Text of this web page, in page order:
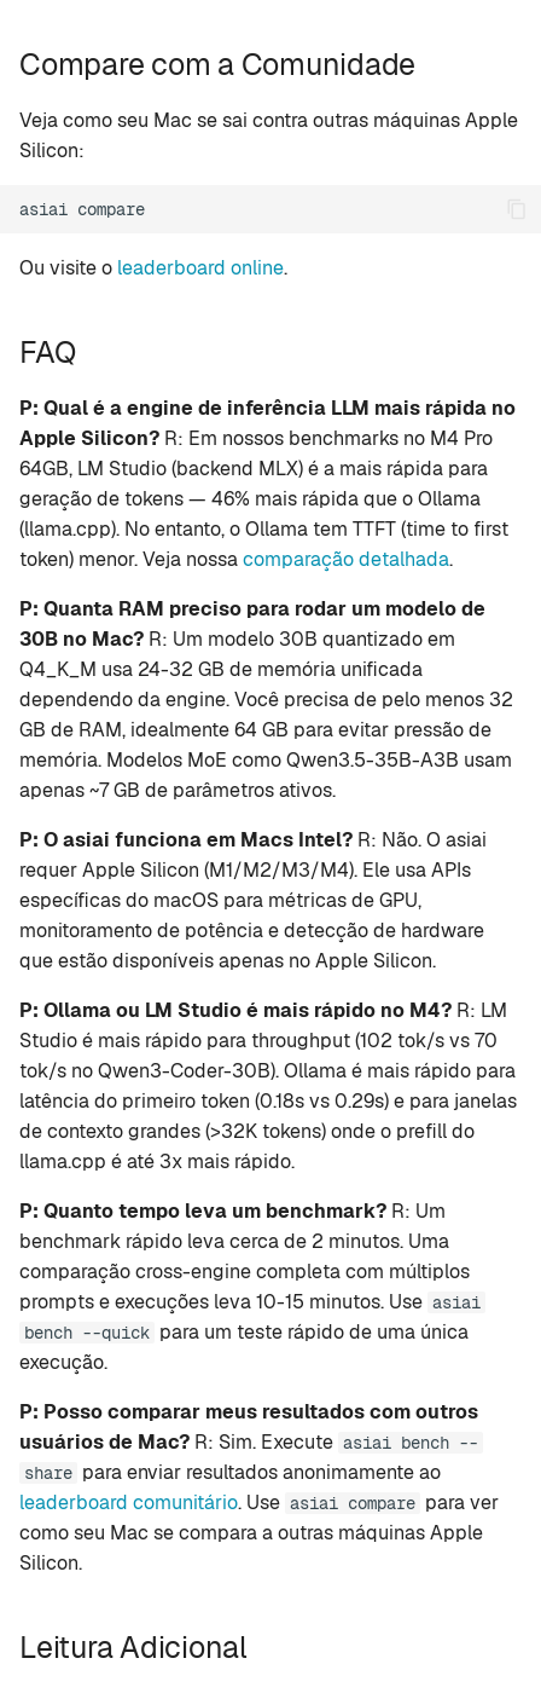
Compare com a Comunidade
Veja como seu Mac se sai contra outras máquinas Apple
Silicon:
asiai
Ou visite o leaderboard online.
FAQ
P: Qual é a engine de inferência LLM mais rápida no
Apple Silicon? R: Em nossos benchmarks no M4 Pro
64GB, LM Studio (backend MLX) é a mais rápida para
geração de tokens — 46% mais rápida que o Ollama
(llama.cpp). No entanto, o Ollama tem TTFT (time to first
token) menor. Veja nossacomparação detalhada.
P: Quanta RAM preciso para rodar um modelo de
30B no Mac? R: Um modelo 30B quantizado em
Q4_K_M usa 24-32 GB de memória unificada
dependendo da engine. Você precisa de pelo menos 32
GB de RAM, idealmente 64 GB para evitar pressão de
memória. Modelos MoE como Qwen3.5-35B-A3B usam
apenas ~7 GB de parâmetros ativos.
P: O asiai funciona em Macs Intel? R: Não. O asiai
requer Apple Silicon (M1/M2/M3/M4). Ele usa APIs
específicas do macOS para métricas de GPU,
monitoramento de potência e detecção de hardware
que estão disponíveis apenas no Apple Silicon.
P: Ollama ou LM Studio é mais rápido no M4? R: LM
Studio é mais rápido para throughput (102 tok/s vs 70
tok/s no Qwen3-Coder-30B). Ollama é mais rápido para
latência do primeiro token (0.18s vs 0.29s) e para janelas
de contexto grandes (>32K tokens) onde o prefill do
llama.cpp é até 3x mais rápido.
P: Quanto tempo leva um benchmark? R: Um
benchmark rápido leva cerca de 2 minutos. Uma
comparação cross-engine completa com múltiplos
prompts e execuções leva 10-15 minutos. Use asiai
bench --quick para um teste rápido de uma única
execução.
P: Posso comparar meus resultados com outros
usuários de Mac? R: Sim. Execute asiai bench --
share para enviar resultados anonimamente ao
leaderboard comunitário. Use asiai compare para ver
como seu Mac se compara a outras máquinas Apple
Silicon.
Leitura Adicional